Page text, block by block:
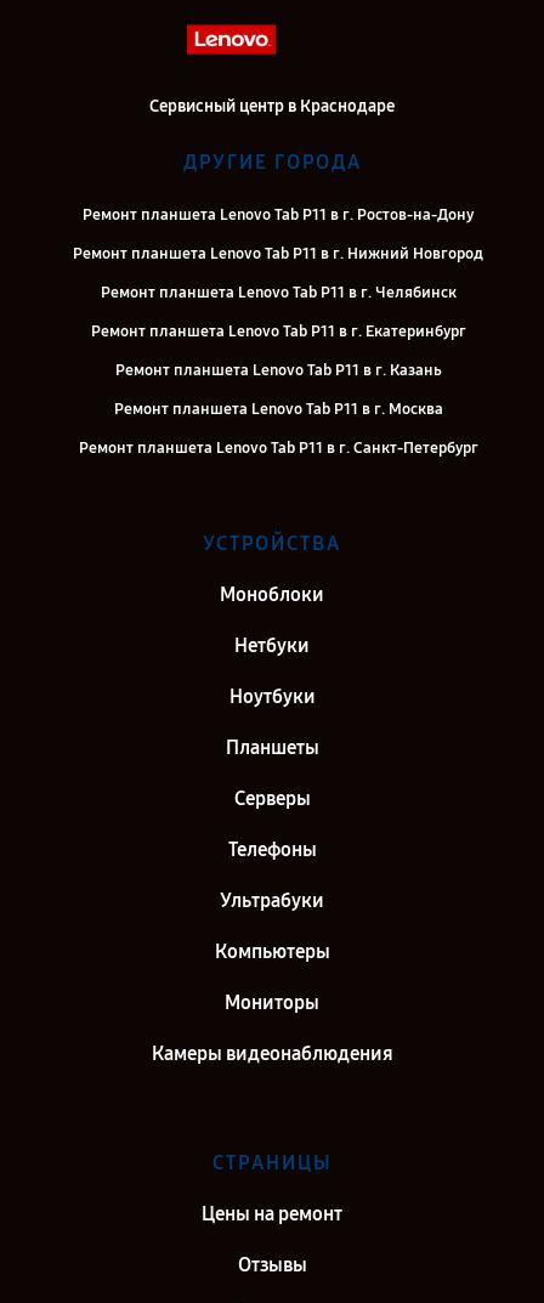
Сервисный центр в Краснодаре
ДРУГИЕ ГОРОДА
Ремонт планшета Lenovo Tab P11 в г. Ростов-на-Дону
Ремонт планшета Lenovo Tab P11 в г. Нижний Новгород
Ремонт планшета Lenovo Tab P11 в г. Челябинск
Ремонт планшета Lenovo Tab P11 в г. Екатеринбург
Ремонт планшета Lenovo Tab P11 в г. Казань
Ремонт планшета Lenovo Tab P11 в г. Москва
Ремонт планшета Lenovo Tab P11 в г. Санкт-Петербург
УСТРОЙСТВА
Моноблоки
Нетбуки
Ноутбуки
Планшеты
Серверы
Телефоны
Ультрабуки
Компьютеры
Мониторы
Камеры видеонаблюдения
СТРАНИЦЫ
Цены на ремонт
Отзывы